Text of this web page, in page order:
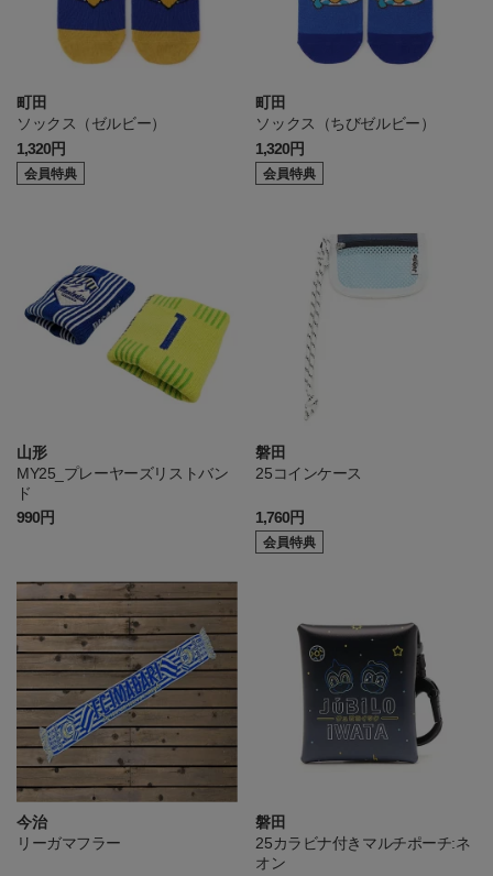
町田
ソックス（ゼルビー）
1,320円
会員特典
町田
ソックス（ちびゼルビー）
1,320円
会員特典
山形
MY25_プレーヤーズリストバン
ド
990円
磐田
25コインケース
1,760円
会員特典
今治
リーガマフラー
磐田
25カラビナ付きマルチポーチ:ネ
オン